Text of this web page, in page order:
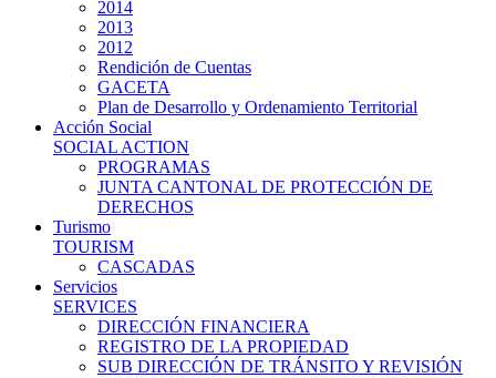
2014
2013
2012
Rendición de Cuentas
GACETA
Plan de Desarrollo y Ordenamiento Territorial
Acción Social
SOCIAL ACTION
PROGRAMAS
JUNTA CANTONAL DE PROTECCIÓN DE
DERECHOS
Turismo
TOURISM
CASCADAS
Servicios
SERVICES
DIRECCIÓN FINANCIERA
REGISTRO DE LA PROPIEDAD
SUB DIRECCIÓN DE TRÁNSITO Y REVISIÓN